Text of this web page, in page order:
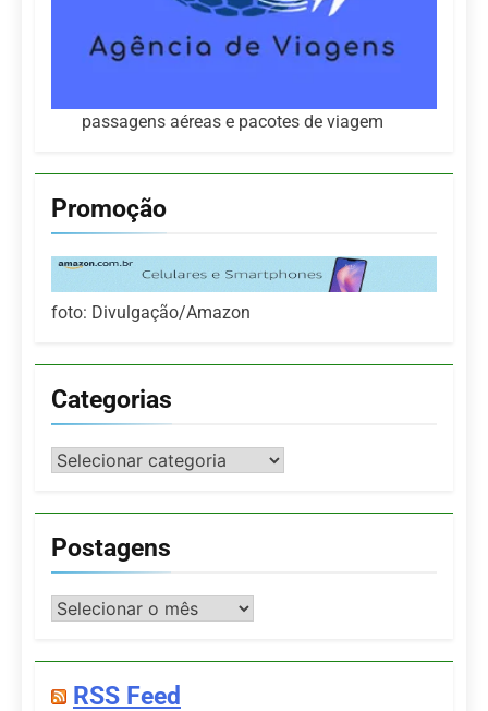
passagens aéreas e pacotes de viagem
Promoção
foto: Divulgação/Amazon
Categorias
Categorias
Postagens
Postagens
RSS Feed